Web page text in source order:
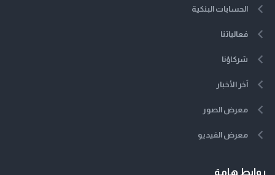
الحسابات البنكية
فعالياتنا
شركاؤنا
آخر الأخبار
معرض الصور
معرض الفيديو
روابط هامة